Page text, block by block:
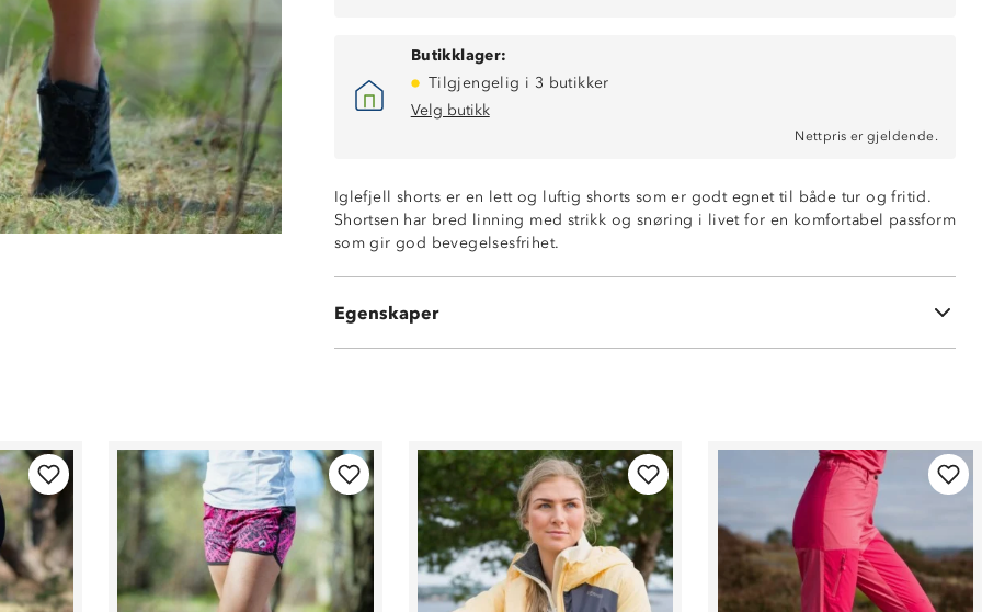
Butikklager:
Tilgjengelig i 3 butikker
Velg butikk
Nettpris er gjeldende.
Iglefjell shorts er en lett og luftig shorts som er godt egnet til både tur og fritid.
Shortsen har bred linning med strikk og snøring i livet for en komfortabel passform
som gir god bevegelsesfrihet.
Egenskaper
Hurtigtørkende
Fukttransporterende
100% polyester